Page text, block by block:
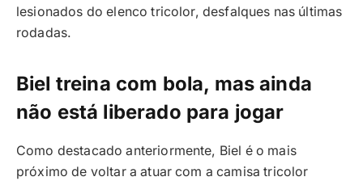
lesionados do elenco tricolor, desfalques nas últimas
rodadas.
Biel treina com bola, mas ainda
não está liberado para jogar
Como destacado anteriormente, Biel é o mais
próximo de voltar a atuar com a camisa tricolor